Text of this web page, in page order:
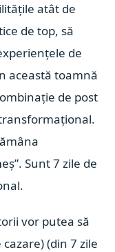
atât de
de top, să
de
această toamnă
de post
Sunt7 zile de
.
vor putea să
(din 7 zile